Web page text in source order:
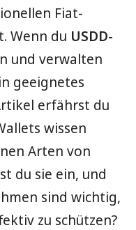
Fiat-
Wenn du USDD-
und verwalten
geeignetes
erfährst du
wissen
Arten von
du sie ein, und
sind wichtig,
zu schützen?